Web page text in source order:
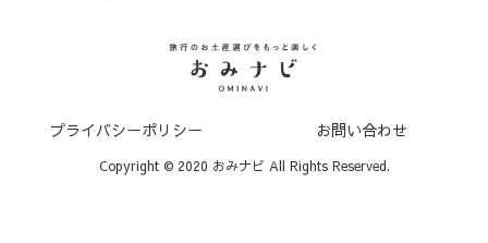
プライバシーポリシー お問い合わせ
Copyright © 2020 おみナビ All Rights Reserved.